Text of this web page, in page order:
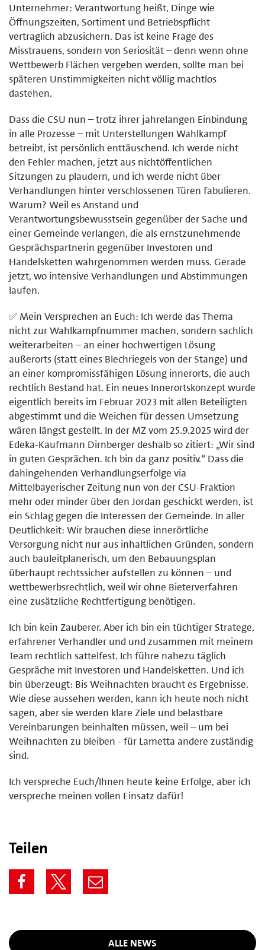
Unternehmer: Verantwortung heißt, Dinge wie
Öffnungszeiten, Sortiment und Betriebspflicht
vertraglich abzusichern. Das ist keine Frage des
Misstrauens, sondern von Seriosität – denn wenn ohne
Wettbewerb Flächen vergeben werden, sollte man bei
späteren Unstimmigkeiten nicht völlig machtlos
dastehen.
Dass die CSU nun – trotz ihrer jahrelangen Einbindung
in alle Prozesse – mit Unterstellungen Wahlkampf
betreibt, ist persönlich enttäuschend. Ich werde nicht
den Fehler machen, jetzt aus nichtöffentlichen
Sitzungen zu plaudern, und ich werde nicht über
Verhandlungen hinter verschlossenen Türen fabulieren.
Warum? Weil es Anstand und
Verantwortungsbewusstsein gegenüber der Sache und
einer Gemeinde verlangen, die als ernstzunehmende
Gesprächspartnerin gegenüber Investoren und
Handelsketten wahrgenommen werden muss. Gerade
jetzt, wo intensive Verhandlungen und Abstimmungen
laufen.
✅ Mein Versprechen an Euch: Ich werde das Thema
nicht zur Wahlkampfnummer machen, sondern sachlich
weiterarbeiten – an einer hochwertigen Lösung
außerorts (statt eines Blechriegels von der Stange) und
an einer kompromissfähigen Lösung innerorts, die auch
rechtlich Bestand hat. Ein neues Innerortskonzept wurde
eigentlich bereits im Februar 2023 mit allen Beteiligten
abgestimmt und die Weichen für dessen Umsetzung
wären längst gestellt. In der MZ vom 25.9.2025 wird der
Edeka-Kaufmann Dirnberger deshalb so zitiert: „Wir sind
in guten Gesprächen. Ich bin da ganz positiv.“ Dass die
dahingehenden Verhandlungserfolge via
Mittelbayerischer Zeitung nun von der CSU-Fraktion
mehr oder minder über den Jordan geschickt werden, ist
ein Schlag gegen die Interessen der Gemeinde. In aller
Deutlichkeit: Wir brauchen diese innerörtliche
Versorgung nicht nur aus inhaltlichen Gründen, sondern
auch bauleitplanerisch, um den Bebauungsplan
überhaupt rechtssicher aufstellen zu können – und
wettbewerbsrechtlich, weil wir ohne Bieterverfahren
eine zusätzliche Rechtfertigung benötigen.
Ich bin kein Zauberer. Aber ich bin ein tüchtiger Stratege,
erfahrener Verhandler und und zusammen mit meinem
Team rechtlich sattelfest. Ich führe nahezu täglich
Gespräche mit Investoren und Handelsketten. Und ich
bin überzeugt: Bis Weihnachten braucht es Ergebnisse.
Wie diese aussehen werden, kann ich heute noch nicht
sagen, aber sie werden klare Ziele und belastbare
Vereinbarungen beinhalten müssen, weil – um bei
Weihnachten zu bleiben - für Lametta andere zuständig
sind.
Ich verspreche Euch/Ihnen heute keine Erfolge, aber ich
verspreche meinen vollen Einsatz dafür!
Teilen
ALLE NEWS